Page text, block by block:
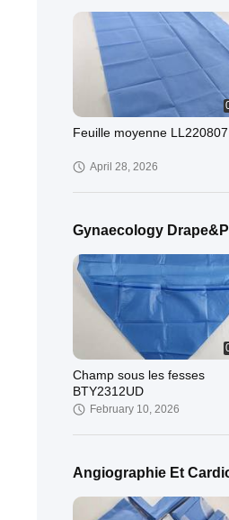
Feuille moyenne LL220807
April 28, 2026
Gynaecology
Champ sous les fesses
BTY2312UD
February 10, 2026
Angiographie Et